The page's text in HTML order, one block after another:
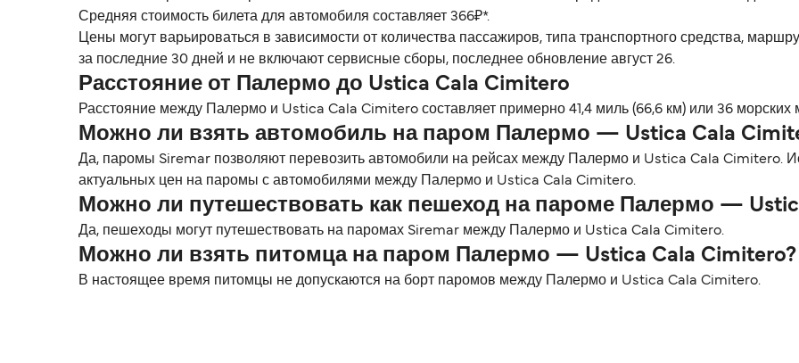
Средняя стоимость билета для автомобиля составляет 366₽*.
Цены могут варьироваться в зависимости от количества пассажиров, типа транспортного средства,
за последние 30 дней и не включают сервисные сборы, последнее обновление август 26.
Расстояние от Палермо до Ustica Cala Cimitero
Расстояние между Палермо и Ustica Cala Cimitero составляет примерно 41,4 миль (66,6 км) или 36 морских
Можно ли взять автомобиль на паром Палермо — Ustica Cala
Да, паромы Siremar позволяют перевозить автомобили на рейсах между Палермо и Ustica Cala Cimitero.
актуальных цен на паромы с автомобилями между Палермо и Ustica Cala Cimitero.
Можно ли путешествовать как пешеход на пароме Палермо —
Да, пешеходы могут путешествовать на паромах Siremar между Палермо и Ustica Cala Cimitero.
Можно ли взять питомца на паром Палермо — Ustica Cala Cimitero?
В настоящее время питомцы не допускаются на борт паромов между Палермо и Ustica Cala Cimitero.